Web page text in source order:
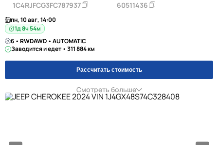
1C4RJFCG3FC787937 60511436
пн, 10 авг, 14:00
1д 8ч 54м
6 • RWDAWD • AUTOMATIC
Заводится и едет • 311 884 км
Рассчитать стоимость
Смотреть больше